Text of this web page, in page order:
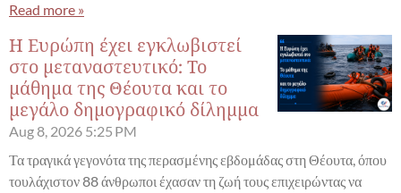
Read more »
Η Ευρώπη έχει εγκλωβιστεί
στο μεταναστευτικό: Το
μάθημα της Θέουτα και το
μεγάλο δημογραφικό δίλημμα
Aug 8, 2026 5:25 PM
Τα τραγικά γεγονότα της περασμένης εβδομάδας στη Θέουτα, όπου
τουλάχιστον 88 άνθρωποι έχασαν τη ζωή τους επιχειρώντας να